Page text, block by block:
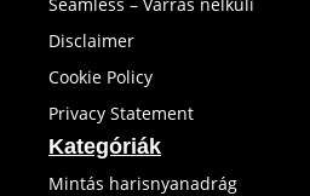
Disclaimer
Cookie Policy
Privacy Statement
Kategóriák
Mintás harisnyanadrág